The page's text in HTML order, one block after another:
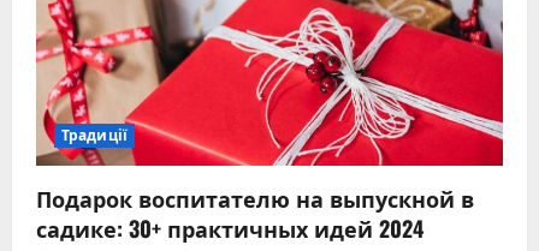
Традиції
Подарок воспитателю на выпускной в
садике: 30+ практичных идей 2024